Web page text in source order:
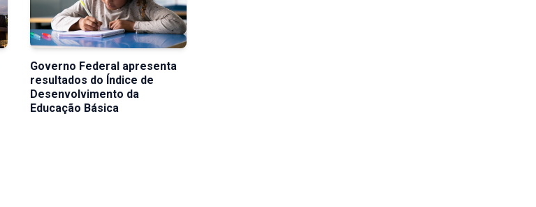
Governo Federal apresenta
resultados do Índice de
Desenvolvimento da
Educação Básica